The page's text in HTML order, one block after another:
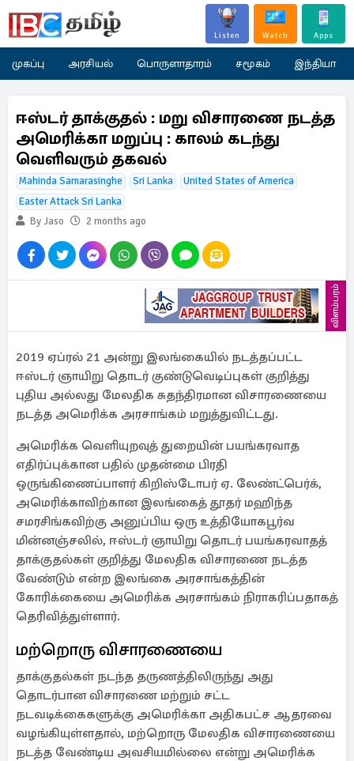
Listen Watch Apps
முகப்பு அரசியல் பொருளாதாரம் சமூகம் இந்தியா
ஈஸ்டர் தாக்குதல் : மறு விசாரணை நடத்த
அமெரிக்கா மறுப்பு : காலம் கடந்து
வெளிவரும் தகவல்
Mahinda Samarasinghe Sri Lanka
United States of America
Easter Attack Sri Lanka
By Jaso
2 months ago
விளம்பரம்
2019 ஏப்ரல் 21 அன்று இலங்கையில் நடத்தப்பட்ட
ஈஸ்டர் ஞாயிறு தொடர் குண்டுவெடிப்புகள் குறித்து
புதிய அல்லது மேலதிக சுதந்திரமான விசாரணையை
நடத்த அமெரிக்க அரசாங்கம் மறுத்துவிட்டது.
அமெரிக்க வெளியுறவுத் துறையின் பயங்கரவாத
எதிர்ப்புக்கான பதில் முதன்மை பிரதி
ஒருங்கிணைப்பாளர் கிறிஸ்டோபர் ஏ. லேண்ட்பெர்க்,
அமெரிக்காவிற்கான இலங்கைத் தூதர் மஹிந்த
சமரசிங்கவிற்கு அனுப்பிய ஒரு உத்தியோகபூர்வ
மின்னஞ்சலில், ஈஸ்டர் ஞாயிறு தொடர் பயங்கரவாதத்
தாக்குதல்கள் குறித்து மேலதிக விசாரணை நடத்த
வேண்டும் என்ற இலங்கை அரசாங்கத்தின்
கோரிக்கையை அமெரிக்க அரசாங்கம் நிராகரிப்பதாகத்
தெரிவித்துள்ளார்.
மற்றொரு விசாரணையை
தாக்குதல்கள் நடந்த தருணத்திலிருந்து அது
தொடர்பான விசாரணை மற்றும் சட்ட
நடவடிக்கைகளுக்கு அமெரிக்கா அதிகபட்ச ஆதரவை
வழங்கியுள்ளதால், மற்றொரு மேலதிக விசாரணையை
நடத்த வேண்டிய அவசியமில்லை என்று அமெரிக்க